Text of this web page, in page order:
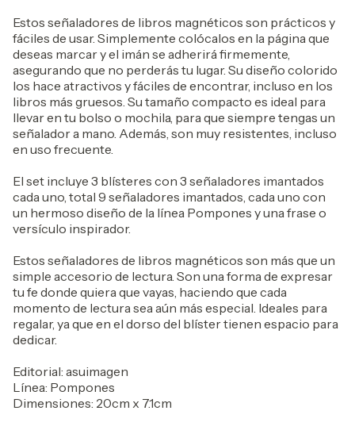
Estos señaladores de libros magnéticos son prácticos y
fáciles de usar. Simplemente colócalos en la página que
deseas marcar y el imán se adherirá firmemente,
asegurando que no perderás tu lugar. Su diseño colorido
los hace atractivos y fáciles de encontrar, incluso en los
libros más gruesos. Su tamaño compacto es ideal para
llevar en tu bolso o mochila, para que siempre tengas un
señalador a mano. Además, son muy resistentes, incluso
en uso frecuente.
El set incluye 3 blísteres con 3 señaladores imantados
cada uno, total 9 señaladores imantados, cada uno con
un hermoso diseño de la línea Pompones y una frase o
versículo inspirador.
Estos señaladores de libros magnéticos son más que un
simple accesorio de lectura. Son una forma de expresar
tu fe donde quiera que vayas, haciendo que cada
momento de lectura sea aún más especial. Ideales para
regalar, ya que en el dorso del blíster tienen espacio para
dedicar.
Editorial: asuimagen
Línea: Pompones
Dimensiones: 20cm x 7.1cm